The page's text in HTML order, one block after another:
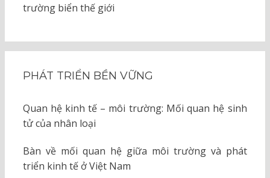
trường biển thế giới
PHÁT TRIỂN BỀN VỮNG
Quan hệ kinh tế – môi trường: Mối quan hệ sinh
tử của nhân loại
Bàn về mối quan hệ giữa môi trường và phát
triển kinh tế ở Việt Nam